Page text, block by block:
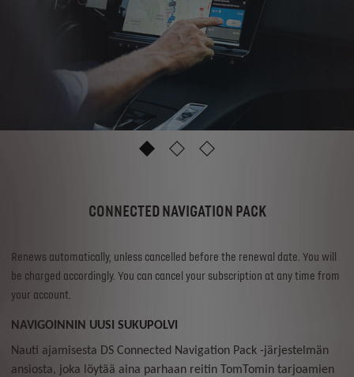
1 2 3
CONNECTED NAVIGATION PACK
Renews automatically, unless cancelled before the renewal date. You will
be charged accordingly. You can cancel your subscription at any time from
your account.
NAVIGOINNIN UUSI SUKUPOLVI
Nauti ajamisesta DS Connected Navigation Pack -järjestelmän
ansiosta, joka löytää aina parhaan reitin TomTomin tarjoamien